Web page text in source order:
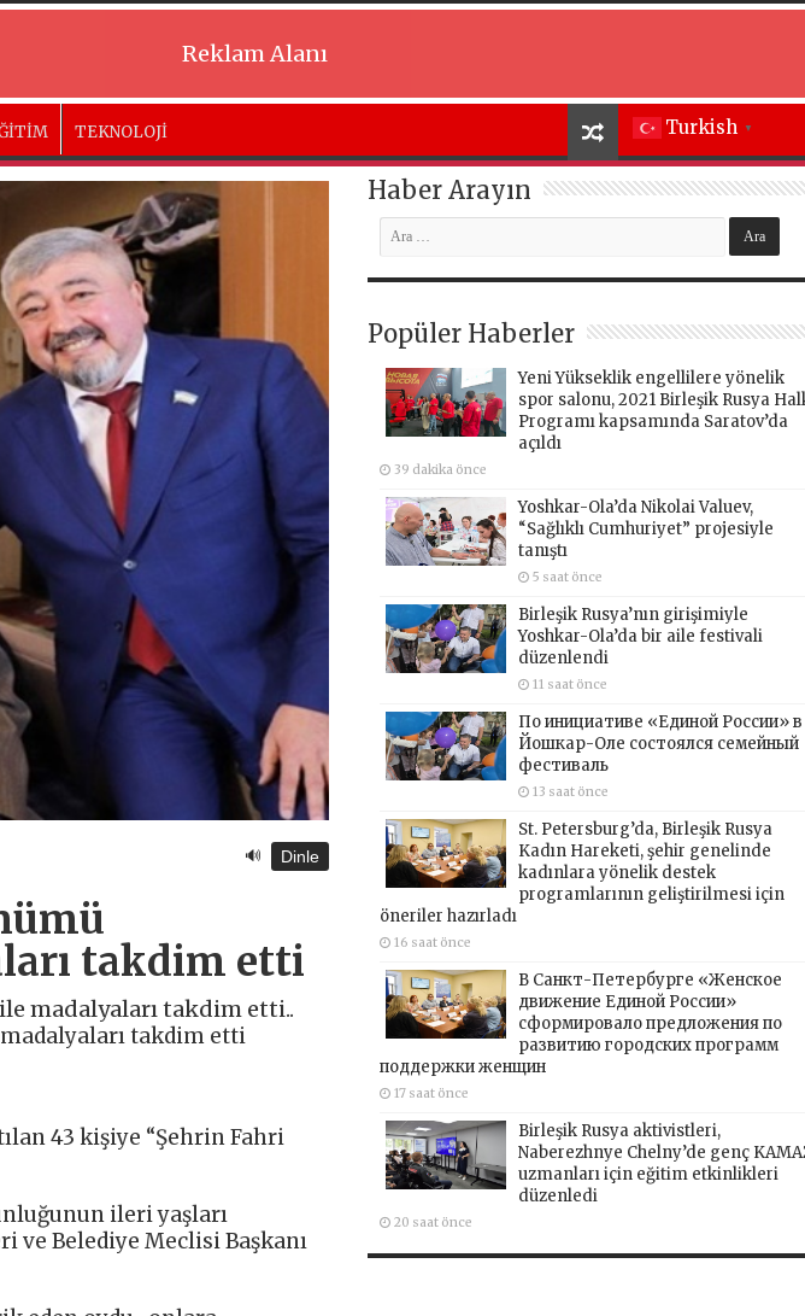
Reklam Alanı
Turkish ▼
TEKNOLOJİ
🔊 Dinle
takdim etti
madalyaları takdim etti..
takdim etti
43 kişiye “Şehrin Fahri
ileri yaşları
ve Belediye Meclisi Başkanı
Haber Arayın
Popüler Haberler
Yeni Yükseklik engellilere yönelik
spor salonu, 2021 Birleşik Rusya
Programı kapsamında Saratov’da
açıldı
39 dakika önce
Yoshkar-Ola’da Nikolai Valuev,
“Sağlıklı Cumhuriyet” projesiyle
tanıştı
5 saat önce
Birleşik Rusya’nın girişimiyle
Yoshkar-Ola’da bir aile festivali
düzenlendi
11 saat önce
По инициативе «Единой России» в
Йошкар-Оле состоялся семейный
фестиваль
13 saat önce
St. Petersburg’da, Birleşik Rusya
Kadın Hareketi, şehir genelinde
kadınlara yönelik destek
programlarının geliştirilmesi için
öneriler hazırladı
16 saat önce
В Санкт-Петербурге «Женское
движение Единой России»
сформировало предложения по
развитию городских программ
поддержки женщин
17 saat önce
Birleşik Rusya aktivistleri,
Naberezhnye Chelny’de genç
uzmanları için eğitim etkinlikleri
düzenledi
20 saat önce